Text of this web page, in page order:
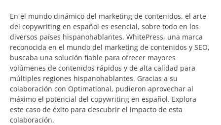
En el mundo dinámico del marketing de contenidos, el arte
del copywriting en español es esencial, sobre todo en los
diversos países hispanohablantes. WhitePress, una marca
reconocida en el mundo del marketing de contenidos y SEO,
buscaba una solución fiable para ofrecer mayores
volúmenes de contenidos rápidos y de alta calidad para
múltiples regiones hispanohablantes. Gracias a su
colaboración con Optimational, pudieron aprovechar al
máximo el potencial del copywriting en español. Explora
este caso de éxito para descubrir el impacto de esta
colaboración.